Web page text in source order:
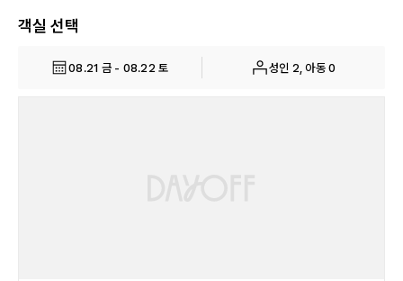
객실 선택
08.21 금 - 08.22 토 성인 2, 아동 0